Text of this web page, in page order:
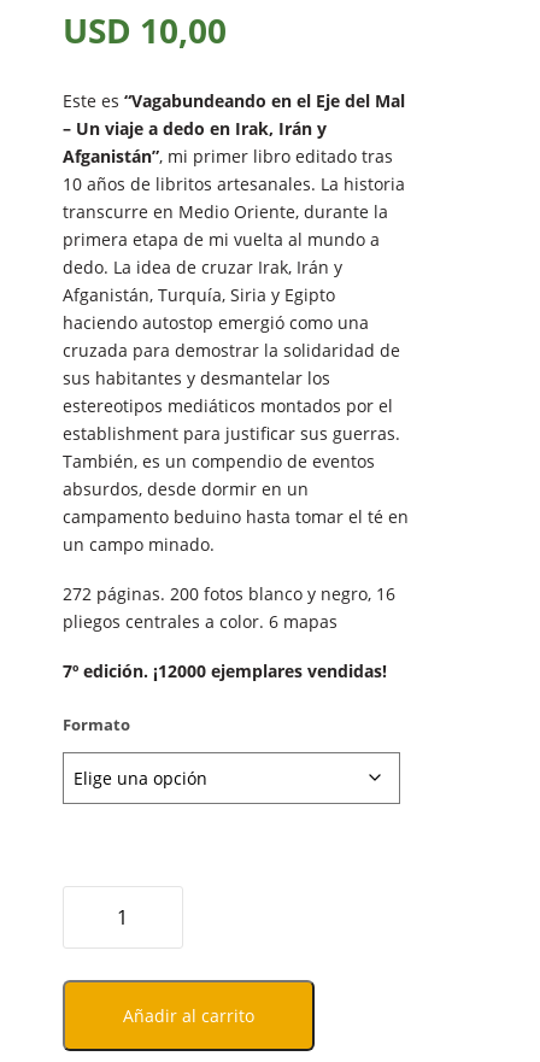
USD 10,00
Este es “Vagabundeando en el Eje del Mal
– Un viaje a dedo en Irak, Irán y
Afganistán”, mi primer libro editado tras
10 años de libritos artesanales. La historia
transcurre en Medio Oriente, durante la
primera etapa de mi vuelta al mundo a
dedo. La idea de cruzar Irak, Irán y
Afganistán, Turquía, Siria y Egipto
haciendo autostop emergió como una
cruzada para demostrar la solidaridad de
sus habitantes y desmantelar los
estereotipos mediáticos montados por el
establishment para justificar sus guerras.
También, es un compendio de eventos
absurdos, desde dormir en un
campamento beduino hasta tomar el té en
un campo minado.
272 páginas. 200 fotos blanco y negro, 16
pliegos centrales a color. 6 mapas
7º edición. ¡12000 ejemplares vendidas!
Formato
el
Eje
Añadir al carrito